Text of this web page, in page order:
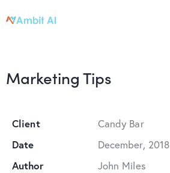
Marketing Tips
Client
Candy Bar
Date
December, 2018
Author
John Miles